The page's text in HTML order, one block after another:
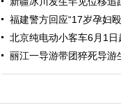
福建警方回应“17岁孕妇
北京纯电动小客车6月1
丽江一导游带团猝死导游